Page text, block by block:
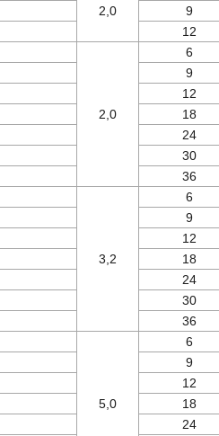
2,0
9
12
2,0
6
9
12
18
24
30
36
3,2
6
9
12
18
24
30
36
5,0
6
9
12
18
24